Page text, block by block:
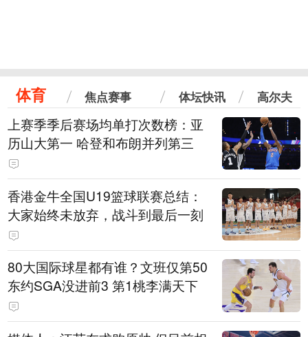
体育 焦点赛事 体坛快讯 高尔夫
上赛季季后赛场均单打次数榜：亚
历山大第一 哈登和布朗并列第三
香港金牛全国U19篮球联赛总结：
大家始终未放弃，战斗到最后一刻
80大国际球星都有谁？文班仅第50
东约SGA没进前3 第1桃李满天下